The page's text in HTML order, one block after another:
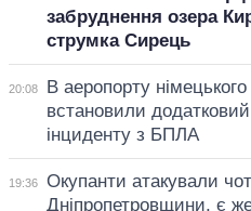
забруднення озера
струмка Сирець
20:08
В аеропорту
встановили
інциденту з БПЛА
19:36
Окупанти атакували
Дніпропетровщини, є